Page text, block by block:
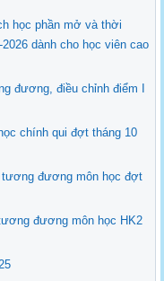
học phần mở và thời
dành cho học viên cao
đương, điều chỉnh điểm I
chính qui đợt tháng 10
tương đương môn học đợt
đương môn học HK2